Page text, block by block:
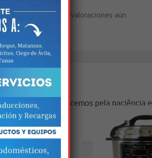
No hay valoraciones aún.
nisso!
incríveis. Agradecemos pela paciência e